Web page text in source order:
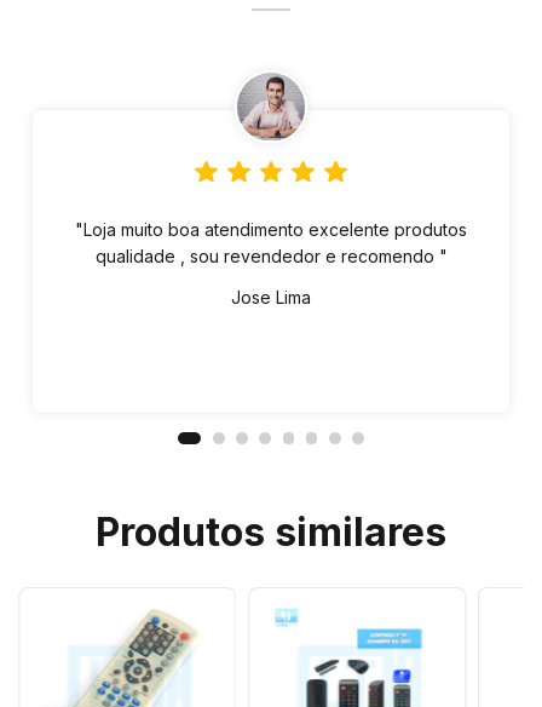
"Loja muito boa atendimento excelente produtos
qualidade , sou revendedor e recomendo "
Jose Lima
Produtos similares